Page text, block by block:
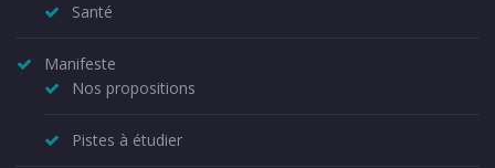
Santé
Manifeste
Nos propositions
Pistes à étudier